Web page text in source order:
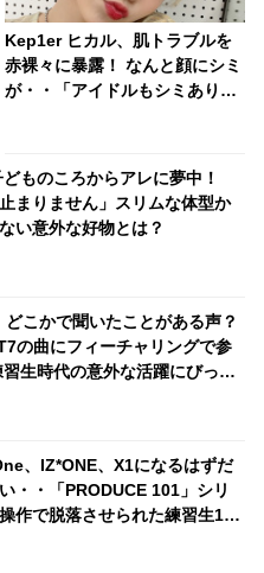
Kep1er ヒカル、肌トラブルを
赤裸々に暴露！ なんと顔にシミ
が・・「アイドルもシミありま
ものころからアレに夢中！
まりません」スリムな体型か
い意外な好物とは？
こかで聞いたことがある声？
の曲にフィーチャリングで参
生時代の意外な活躍にびっく
、IZ*ONE、X1になるはずだ
・・「PRODUCE 101」シリ
作で脱落させられた練習生12